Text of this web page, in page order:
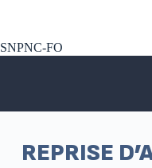
SNPNC-FO
REPRISE